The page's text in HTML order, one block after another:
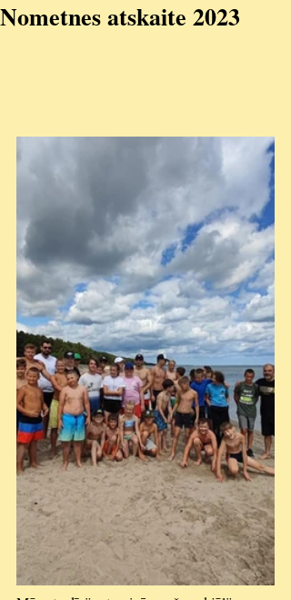
Nometnes atskaite 2023